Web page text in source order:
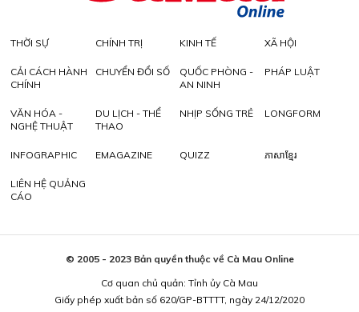
THỜI SỰ CHÍNH TRỊ KINH TẾ XÃ HỘI
CẢI CÁCH HÀNH
CHÍNH
CHUYỂN ĐỔI SỐ
QUỐC PHÒNG -
AN NINH
PHÁP LUẬT
VĂN HÓA -
NGHỆ THUẬT
DU LỊCH - THỂ
THAO
NHỊP SỐNG TRẺ LONGFORM
INFOGRAPHIC EMAGAZINE QUIZZ ភាសាខ្មែរ
LIÊN HỆ QUẢNG
CÁO
© 2005 - 2023 Bản quyền thuộc về Cà Mau Online
Cơ quan chủ quản: Tỉnh ủy Cà Mau
Giấy phép xuất bản số 620/GP-BTTTT, ngày 24/12/2020